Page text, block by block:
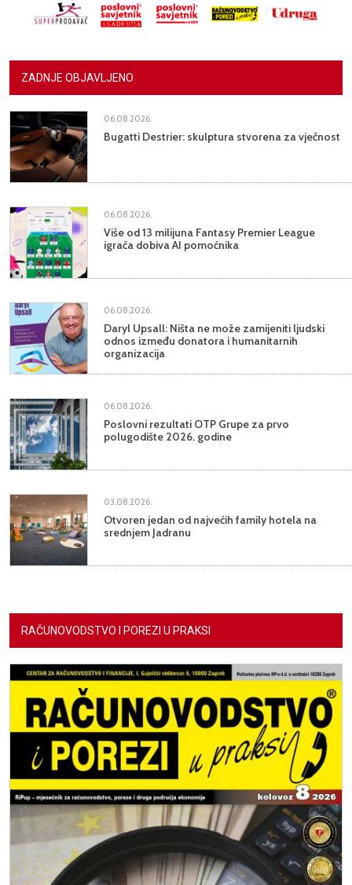
ZADNJE OBJAVLJENO
06.08.2026.
Bugatti Destrier: skulptura stvorena za vječnost
06.08.2026.
Više od 13 milijuna Fantasy Premier League
igrača dobiva AI pomoćnika
06.08.2026.
Daryl Upsall: Ništa ne može zamijeniti ljudski
odnos između donatora i humanitarnih
organizacija
06.08.2026.
Poslovni rezultati OTP Grupe za prvo
polugodište 2026. godine
03.08.2026.
Otvoren jedan od najvećih family hotela na
srednjem Jadranu
RAČUNOVODSTVO I POREZI U PRAKSI